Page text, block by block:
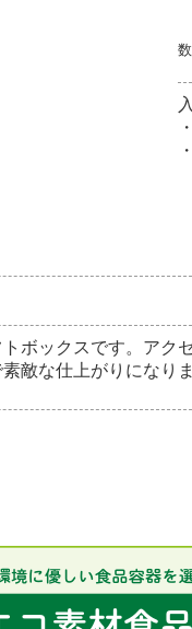
・
・
ボックスです。アク
敵な仕上がりになりま